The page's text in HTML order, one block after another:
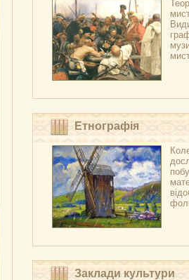
Етнографія
Заклади культури